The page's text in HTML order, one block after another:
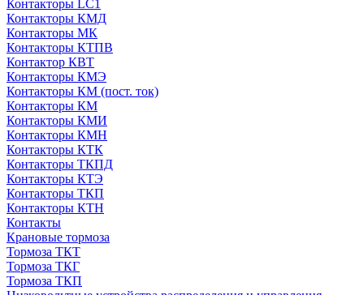
Контакторы LC1
Контакторы КМД
Контакторы МК
Контакторы КТПВ
Контактор КВТ
Контакторы КМЭ
Контакторы КМ (пост. ток)
Контакторы КМ
Контакторы КМИ
Контакторы КМН
Контакторы КТК
Контакторы ТКПД
Контакторы КТЭ
Контакторы ТКП
Контакторы КТН
Контакты
Крановые тормоза
Тормоза ТКТ
Тормоза ТКГ
Тормоза ТКП